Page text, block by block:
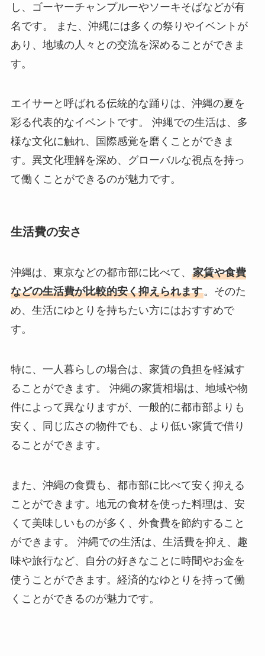
し、ゴーヤーチャンプルーやソーキそばなどが有
名です。 また、沖縄には多くの祭りやイベントが
あり、地域の人々との交流を深めることができま
す。
エイサーと呼ばれる伝統的な踊りは、沖縄の夏を
彩る代表的なイベントです。 沖縄での生活は、多
様な文化に触れ、国際感覚を磨くことができま
す。異文化理解を深め、グローバルな視点を持っ
て働くことができるのが魅力です。
生活費の安さ
沖縄は、東京などの都市部に比べて、 家賃や食費
などの生活費が比較的安く抑えられます。そのた
め、生活にゆとりを持ちたい方にはおすすめで
す。
特に、一人暮らしの場合は、家賃の負担を軽減す
ることができます。 沖縄の家賃相場は、地域や物
件によって異なりますが、一般的に都市部よりも
安く、同じ広さの物件でも、より低い家賃で借り
ることができます。
また、沖縄の食費も、都市部に比べて安く抑える
ことができます。地元の食材を使った料理は、安
くて美味しいものが多く、外食費を節約すること
ができます。 沖縄での生活は、生活費を抑え、趣
味や旅行など、自分の好きなことに時間やお金を
使うことができます。経済的なゆとりを持って働
くことができるのが魅力です。